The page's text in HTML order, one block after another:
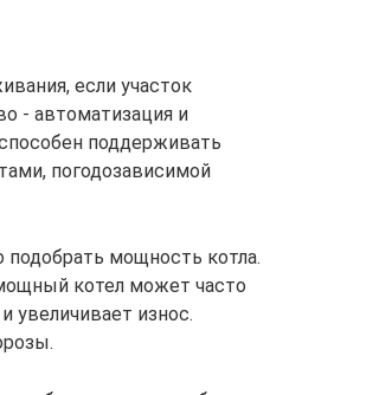
если участок
- автоматизация и
поддерживать
погодозависимой
подобрать мощность котла.
котел может часто
увеличивает износ.